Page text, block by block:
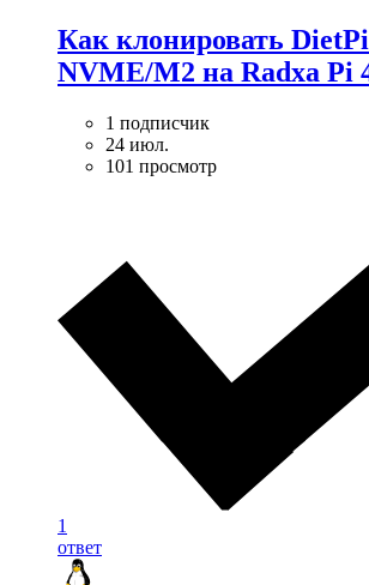
Как клонировать
NVME/M2 на Radxa Pi
1 подписчик
24 июл.
101 просмотр
1
ответ